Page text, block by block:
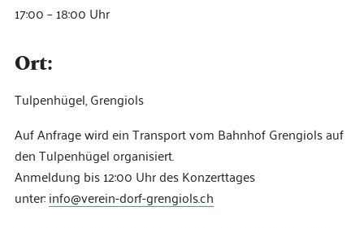
17:00 – 18:00 Uhr
Ort:
Tulpenhügel, Grengiols
Auf Anfrage wird ein Transport vom Bahnhof Grengiols auf
den Tulpenhügel organisiert.
Anmeldung bis 12:00 Uhr des Konzerttages
unter:info@verein-dorf-grengiols.ch